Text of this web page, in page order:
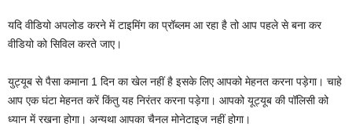
यदि वीडियो अपलोड करने में टाइमिंग का प्रॉब्लम आ रहा है तो आप पहले से बना कर
वीडियो को सिविल करते जाए।
युट्यूब से पैसा कमाना 1 दिन का खेल नहीं है इसके लिए आपको मेहनत करना पड़ेगा। चाहे
आप एक घंटा मेहनत करें किंतु यह निरंतर करना पड़ेगा। आपको यूट्यूब की पॉलिसी को
ध्यान में रखना होगा। अन्यथा आपका चैनल मोनेटाइज नहीं होगा।